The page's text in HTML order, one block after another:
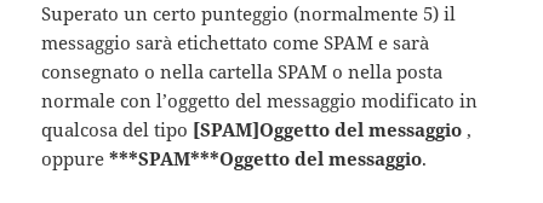
Superato un certo punteggio (normalmente 5) il
messaggio sarà etichettato come SPAM e sarà
consegnato o nella cartella SPAM o nella posta
normale con l’oggetto del messaggio modificato in
qualcosa del tipo [SPAM]Oggetto del messaggio ,
oppure***SPAM***Oggetto del messaggio.